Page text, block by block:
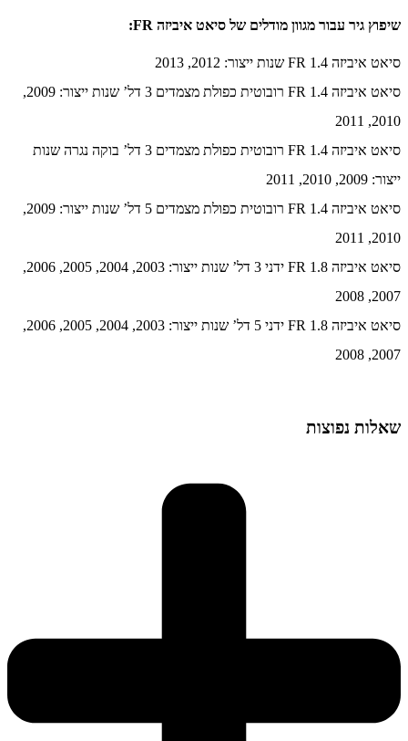
שיפוץ גיר עבור מגוון מודלים של סיאט איביזה FR:
סיאט איביזה FR 1.4 שנות ייצור: 2012, 2013
סיאט איביזה FR 1.4 רובוטית כפולת מצמדים 3 דל’ שנות ייצור: 2009,
2010, 2011
סיאט איביזה FR 1.4 רובוטית כפולת מצמדים 3 דל’ בוקה נגרה שנות
ייצור: 2009, 2010, 2011
סיאט איביזה FR 1.4 רובוטית כפולת מצמדים 5 דל’ שנות ייצור: 2009,
2010, 2011
סיאט איביזה FR 1.8 ידני 3 דל’ שנות ייצור: 2003, 2004, 2005, 2006,
2007, 2008
סיאט איביזה FR 1.8 ידני 5 דל’ שנות ייצור: 2003, 2004, 2005, 2006,
2007, 2008
שאלות נפוצות